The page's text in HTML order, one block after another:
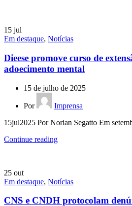
15 jul
Em destaque, Notícias
Dieese promove curso de
adoecimento mental
15 de julho de 2025
Por
Imprensa
15jul2025 Por Norian Segatto Em
Continue reading
25 out
Em destaque, Notícias
CNS e CNDH protocolam